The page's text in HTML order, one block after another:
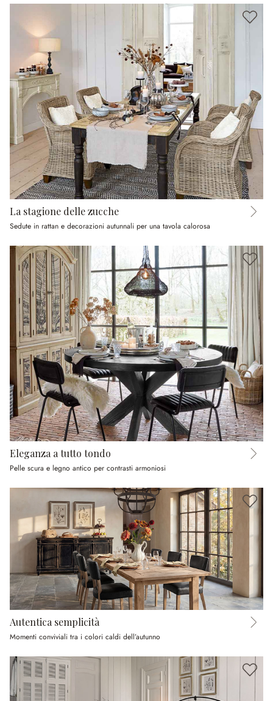
La stagione delle zucche
Sedute in rattan e decorazioni autunnali per una tavola calorosa
Eleganza a tutto tondo
Pelle scura e legno antico per contrasti armoniosi
Autentica semplicità
Momenti conviviali tra i colori caldi dell’autunno